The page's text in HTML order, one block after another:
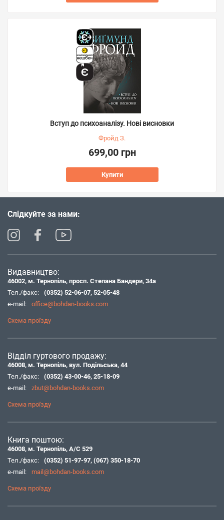
Вступ до психоаналізу. Нові висновки
Фройд З.
699,00 грн
Купити
Слідкуйте за нами:
Видавництво:
46002, м. Тернопіль, просп. Степана Бандери, 34а
Тел./факс:
(0352) 52-06-07, 52-05-48
e-mail:
office@bohdan-books.com
Схема проїзду
Відділ гуртового продажу:
46008, м. Тернопіль, вул. Подільська, 44
Тел./факс:
(0352) 43-00-46, 25-18-09
e-mail:
zbut@bohdan-books.com
Схема проїзду
Книга поштою:
46008, м. Тернопіль, А/С 529
Тел./факс:
(0352) 51-97-97, (067) 350-18-70
e-mail:
mail@bohdan-books.com
Схема проїзду